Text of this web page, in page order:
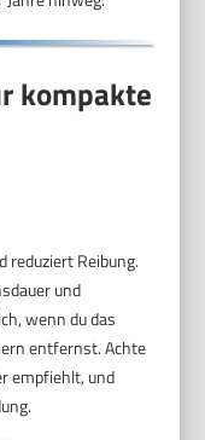
kompakte
reduziert Reibung.
und
wenn du das
entfernst. Achte
empfiehlt, und